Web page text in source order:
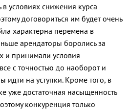
в условиях снижения курса
договориться им будет очень
характерна перемена в
арендаторы боролись за
и принимали условия
с точностью до наоборот и
идти на уступки. Кроме того, в
уже достаточная насыщенность
конкуренция только